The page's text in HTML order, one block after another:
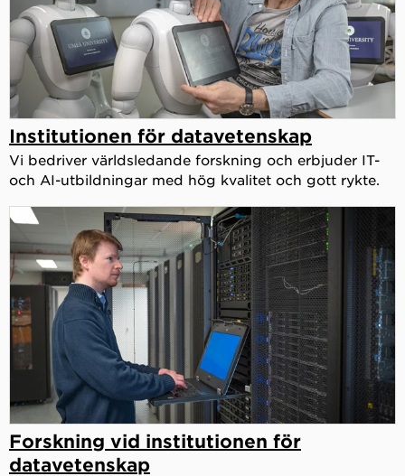
Institutionen för datavetenskap
Vi bedriver världsledande forskning och erbjuder IT-
och AI-utbildningar med hög kvalitet och gott rykte.
Forskning vid institutionen för
datavetenskap